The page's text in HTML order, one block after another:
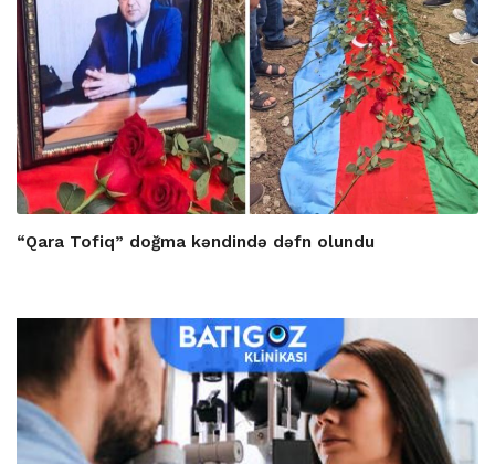
“Qara Tofiq” doğma kəndində dəfn olundu